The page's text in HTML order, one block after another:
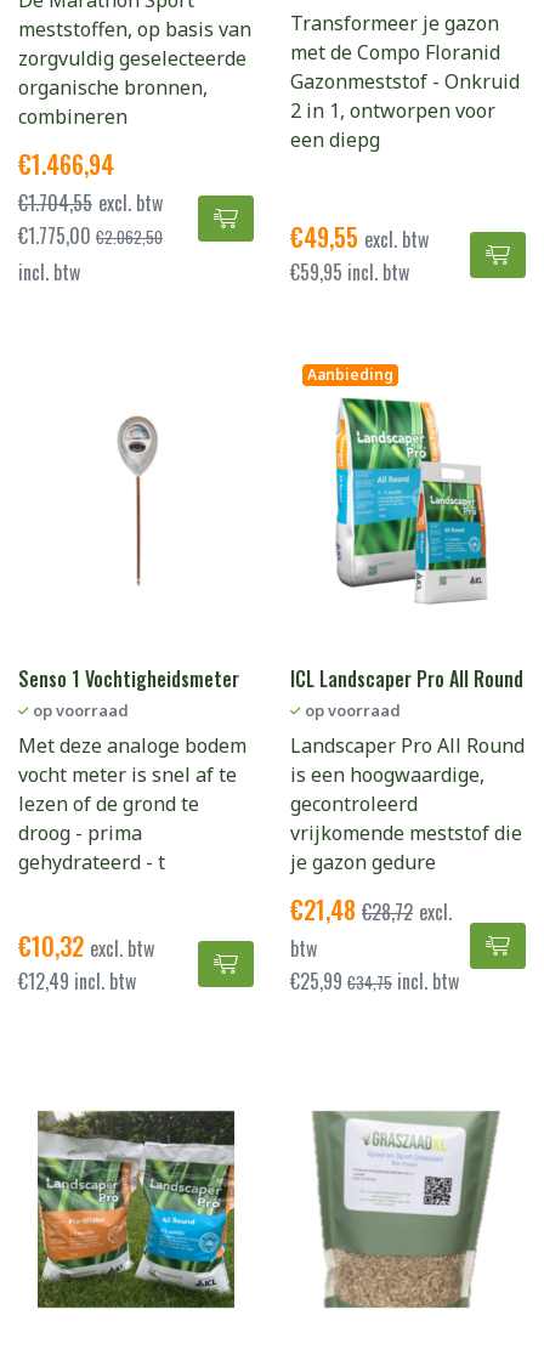
meststoffen, op basis van
zorgvuldig geselecteerde
organische bronnen,
combineren
€1.466,94
€1.704,55 excl. btw
€1.775,00 €2.062,50
incl. btw
Marathon Sport Zomer 20 kg x
Transformeer je gazon
met de Compo Floranid
Gazonmeststof - Onkruid
2 in 1, ontworpen voor
een diepg
€49,55 excl. btw
€59,95 incl. btw
Senso 1 Vochtigheidsmeter
op voorraad
Met deze analoge bodem
vocht meter is snel af te
lezen of de grond te
droog - prima
gehydrateerd - t
€10,32 excl. btw
€12,49 incl. btw
Senso 1 Vochtigheidsmeter
Aanbieding
ICL Landscaper Pro All Round
op voorraad
Landscaper Pro All Round
is een hoogwaardige,
gecontroleerd
vrijkomende meststof die
je gazon gedure
€21,48 €28,72 excl.
btw
€25,99 €34,75 incl. btw